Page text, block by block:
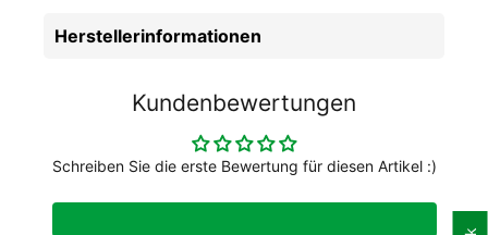
Juno Ebike
/ 180mm
Shimano Deore M6100, Aluminium
Dynamo
über Systembatterie
Gepäckträger
StandWell Systemgepäckträger, XLC
Herstellerinformationen
Kundenbewertungen
Schreiben Sie die erste Bewertung für diesen Artikel :)